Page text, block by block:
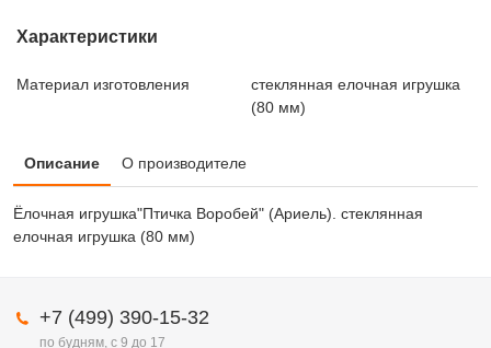
Характеристики
Материал изготовления
стеклянная елочная игрушка
(80 мм)
Описание О производителе
Ёлочная игрушка"Птичка Воробей" (Ариель). стеклянная
елочная игрушка (80 мм)
+7 (499) 390-15-32
по будням, с 9 до 17